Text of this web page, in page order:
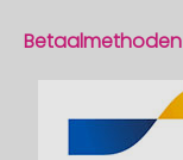
Betaalmethoden